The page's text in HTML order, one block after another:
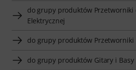
do grupy produktów Przetworniki
Elektrycznej
do grupy produktów Przetworniki
do grupy produktów Gitary i Basy